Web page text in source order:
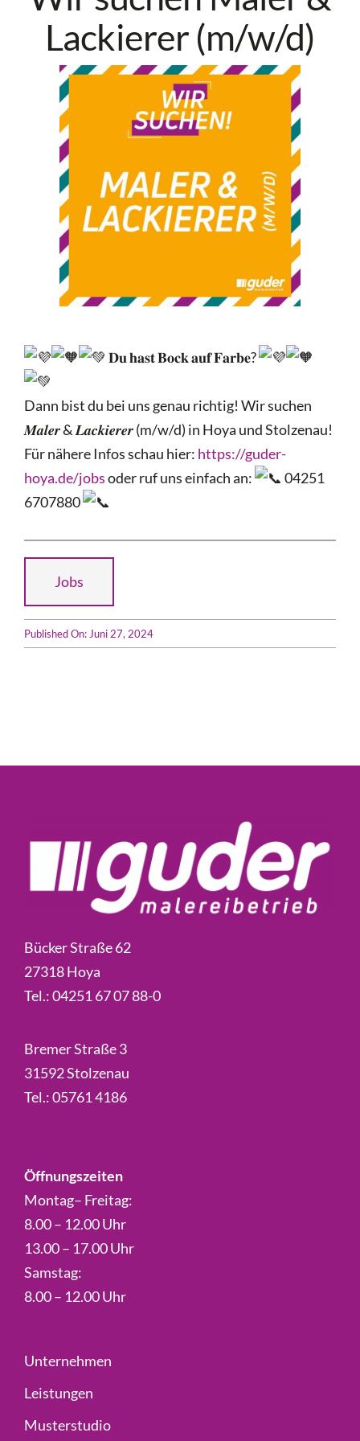
Lackierer (m/w/d)
𝐃𝐮 𝐡𝐚𝐬𝐭 𝐁𝐨𝐜𝐤 𝐚𝐮𝐟 𝐅𝐚𝐫𝐛𝐞?
Dann bist du bei uns genau richtig! Wir suchen
𝑴𝒂𝒍𝒆𝒓 & 𝑳𝒂𝒄𝒌𝒊𝒆𝒓𝒆𝒓 (m/w/d) in Hoya und Stolzenau!
Für nähere Infos schau hier: https://guder-
hoya.de/jobsoder ruf uns einfach an:
04251
6707880
Jobs
Published On: Juni 27, 2024
Bücker Straße 62
27318 Hoya
Tel.:04251 67 07 88-0
Bremer Straße 3
31592 Stolzenau
Tel.:05761 4186
Öffnungszeiten
Montag– Freitag:
8.00 – 12.00 Uhr
13.00 – 17.00 Uhr
Samstag:
8.00 – 12.00 Uhr
Unternehmen
Leistungen
Musterstudio